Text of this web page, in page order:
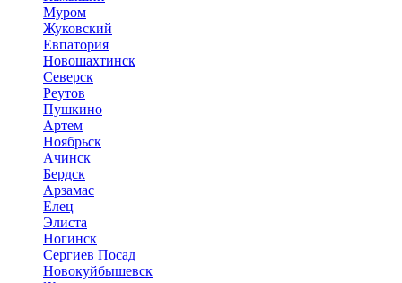
Муром
Жуковский
Евпатория
Новошахтинск
Северск
Реутов
Пушкино
Артем
Ноябрьск
Ачинск
Бердск
Арзамас
Елец
Элиста
Ногинск
Сергиев Посад
Новокуйбышевск